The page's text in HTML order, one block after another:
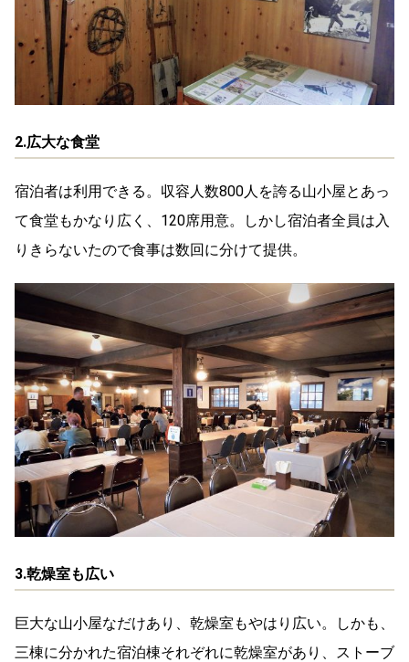
2.広大な食堂
宿泊者は利用できる。収容人数800人を誇る山小屋とあっ
て食堂もかなり広く、120席用意。しかし宿泊者全員は入
りきらないたので食事は数回に分けて提供。
3.乾燥室も広い
巨大な山小屋なだけあり、乾燥室もやはり広い。しかも、
三棟に分かれた宿泊棟それぞれに乾燥室があり、ストーブ